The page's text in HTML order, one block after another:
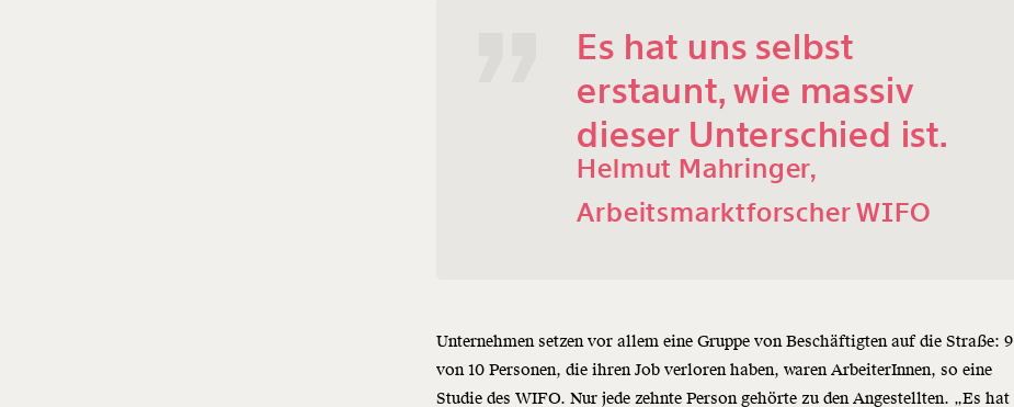
Es hat uns selbst
erstaunt, wie massiv
dieser Unterschied ist.
Helmut Mahringer,
Arbeitsmarktforscher WIFO
Unternehmen setzen vor allem eine Gruppe von Beschäftigten auf die Straße: 9
von 10 Personen, die ihren Job verloren haben, waren ArbeiterInnen, so eine
Studie des WIFO. Nur jede zehnte Person gehörte zu den Angestellten. „Es hat